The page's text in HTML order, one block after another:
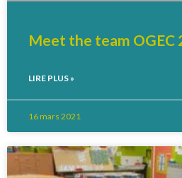
Meet the team OGEC
LIRE PLUS »
16 mars 2021